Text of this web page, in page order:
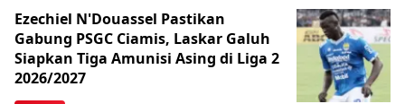
Ezechiel N'Douassel Pastikan
Gabung PSGC Ciamis, Laskar Galuh
Siapkan Tiga Amunisi Asing di Liga 2
2026/2027